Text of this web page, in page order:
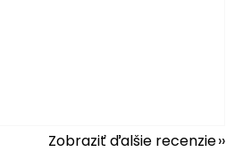
Zobraziť ďalšie recenzie